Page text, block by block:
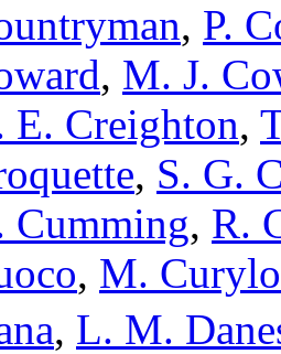
, P.
, M. J.
E. Creighton,
, S. G.
Cumming, R.
, M. Curylo
, L. M.